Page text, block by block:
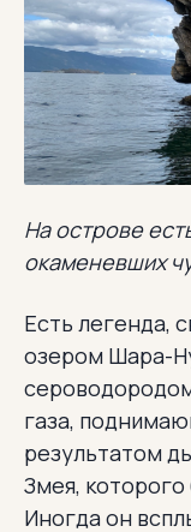
На острове
окаменевших
Есть легенда,
озером Шара-
газа,
результатом
Змея,
Иногда он